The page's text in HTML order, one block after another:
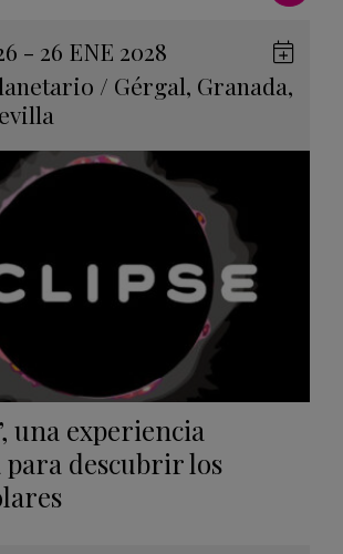
- 26 ENE 2028
/ Gérgal, Granada,
en
una experiencia
descubrir los